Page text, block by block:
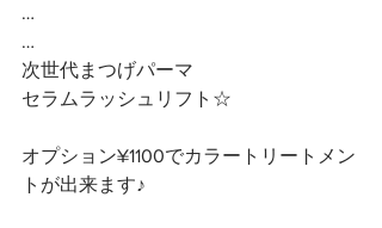
…
…
次世代まつげパーマ
セラムラッシュリフト☆
オプション¥1100でカラートリートメン
トが出来ます♪